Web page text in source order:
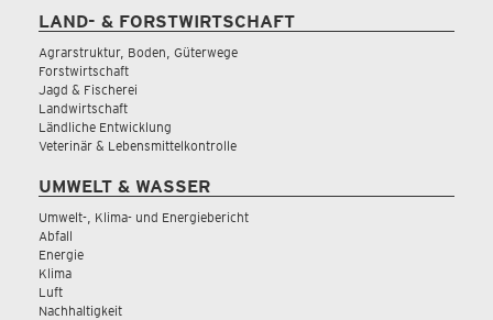
LAND- & FORSTWIRTSCHAFT
Agrarstruktur, Boden, Güterwege
Forstwirtschaft
Jagd & Fischerei
Landwirtschaft
Ländliche Entwicklung
Veterinär & Lebensmittelkontrolle
UMWELT & WASSER
Umwelt-, Klima- und Energiebericht
Abfall
Energie
Klima
Luft
Nachhaltigkeit